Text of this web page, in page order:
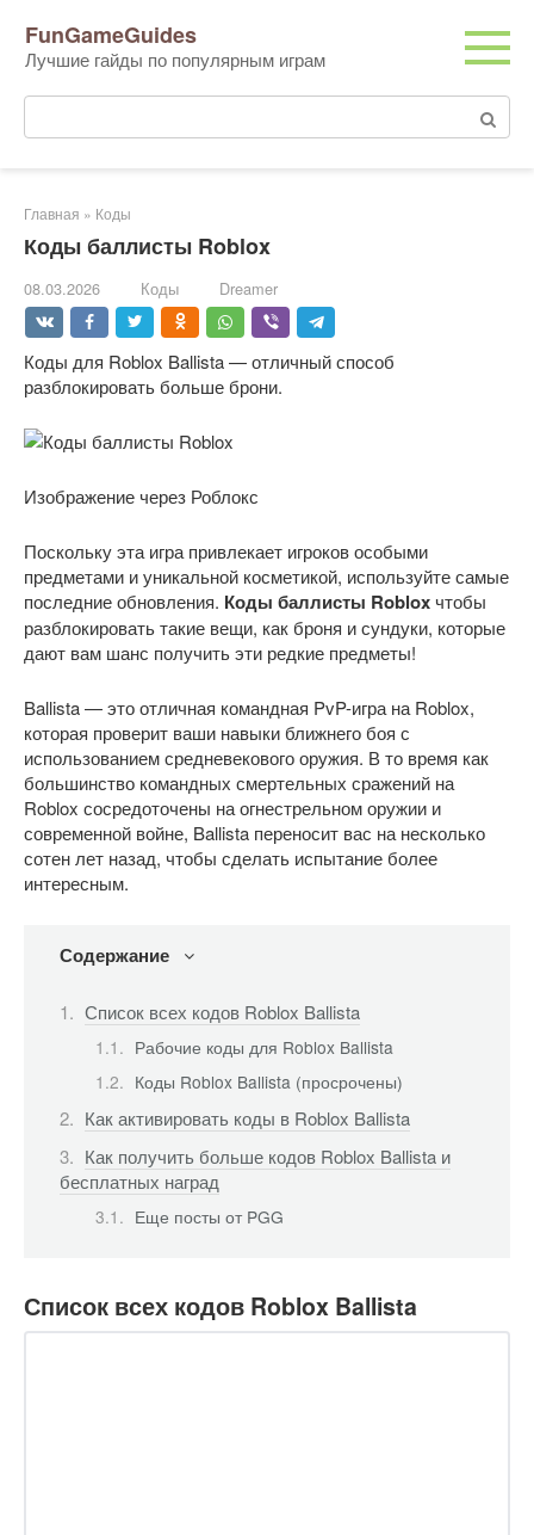
контенту
FunGameGuides
Лучшие гайды по популярным играм
Поиск:
Главная » Коды
Коды баллисты Roblox
08.03.2026 Коды Dreamer
Коды для Roblox Ballista — отличный способ
разблокировать больше брони.
Изображение через Роблокс
Поскольку эта игра привлекает игроков особыми
предметами и уникальной косметикой, используйте самые
последние обновления. Коды баллисты Roblox чтобы
разблокировать такие вещи, как броня и сундуки, которые
дают вам шанс получить эти редкие предметы!
Ballista — это отличная командная PvP-игра на Roblox,
которая проверит ваши навыки ближнего боя с
использованием средневекового оружия. В то время как
большинство командных смертельных сражений на
Roblox сосредоточены на огнестрельном оружии и
современной войне, Ballista переносит вас на несколько
сотен лет назад, чтобы сделать испытание более
интересным.
Содержание
Список всех кодов Roblox Ballista
Рабочие коды для Roblox Ballista
Коды Roblox Ballista (просрочены)
Как активировать коды в Roblox Ballista
Как получить больше кодов Roblox Ballista и
бесплатных наград
Еще посты от PGG
Список всех кодов Roblox Ballista